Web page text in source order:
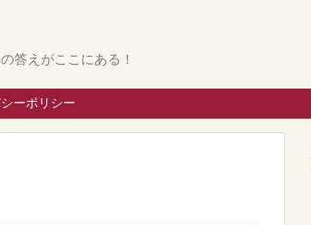
答えがここにある！
ーポリシー